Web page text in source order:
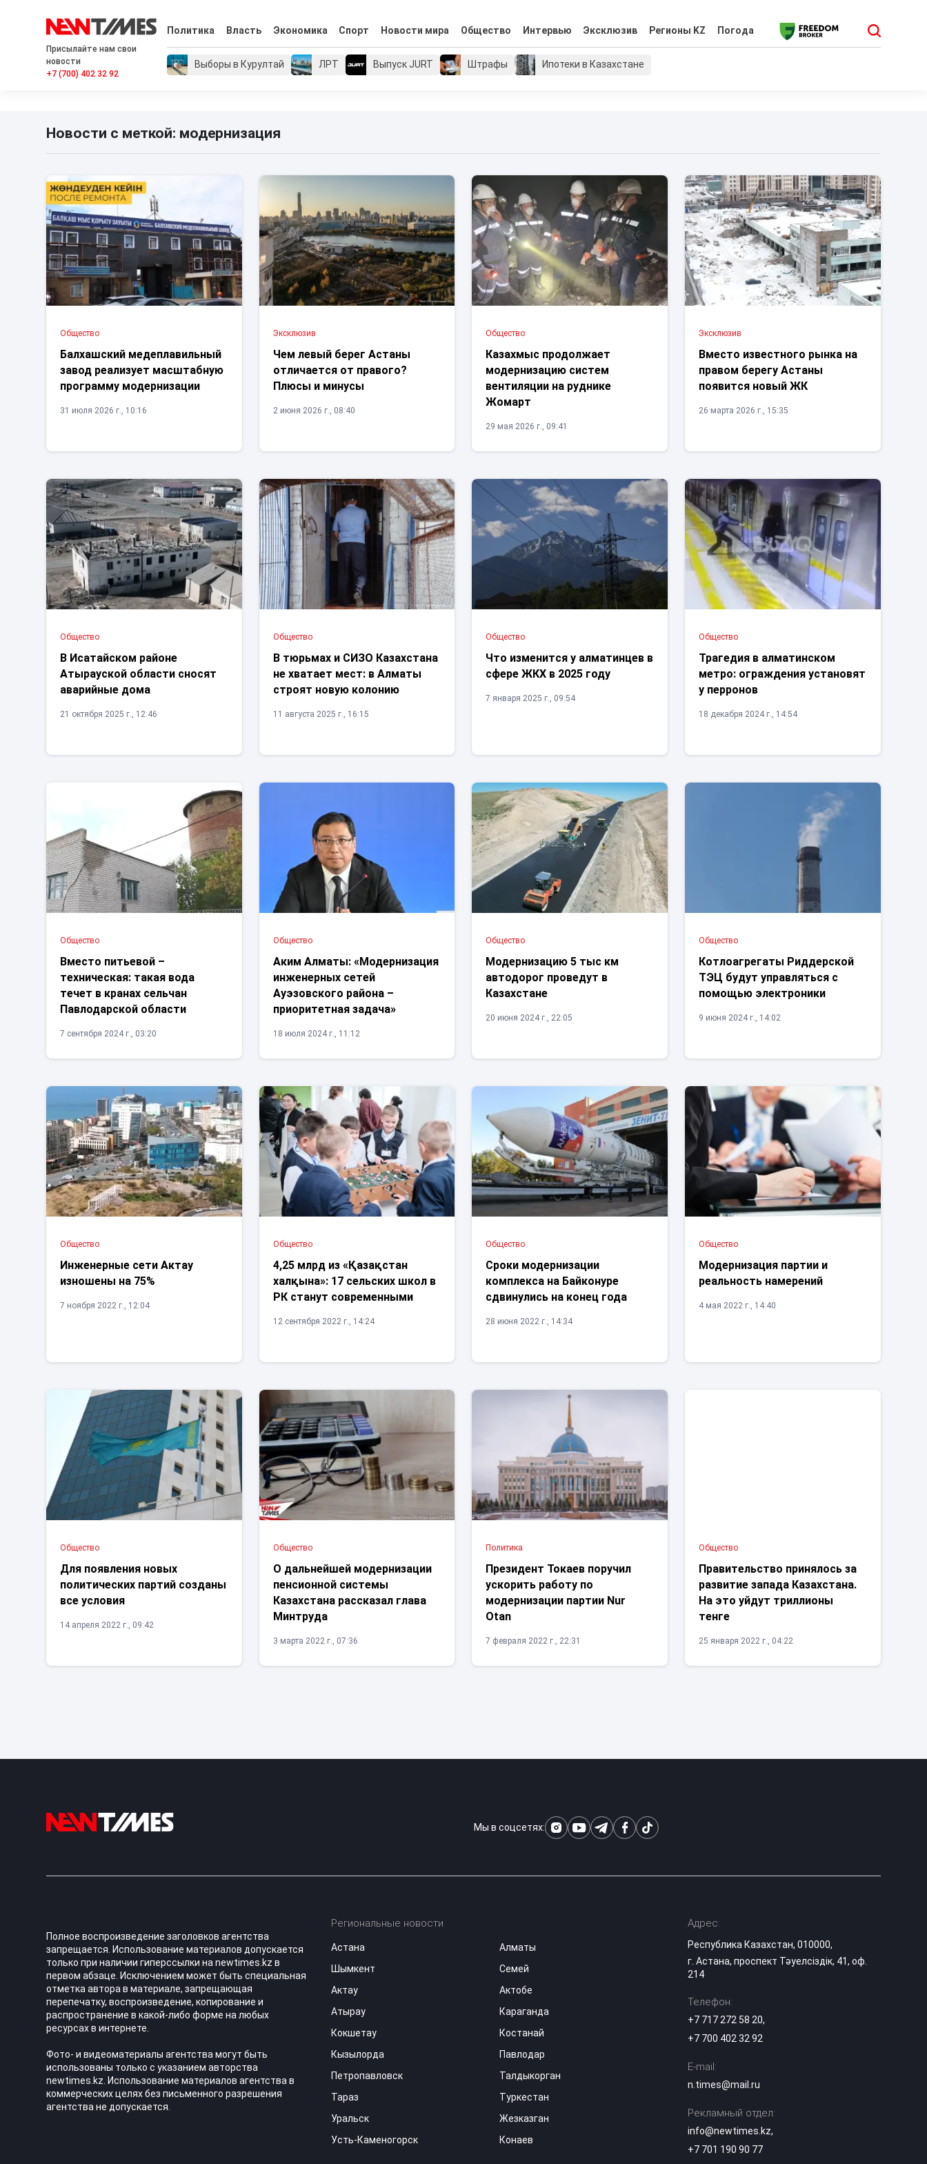
Присылайте нам свои
новости
+7 (700) 402 32 92
Политика Власть Экономика Спорт Новости мира Общество Интервью Эксклюзив Регионы KZ Погода
Выборы в Курултай ЛРТ Выпуск JURT Штрафы Ипотеки в Казахстане
Новости с меткой: модернизация
Общество
Балхашский медеплавильный
завод реализует масштабную
программу модернизации
31 июля 2026 г., 10:16
Эксклюзив
Чем левый берег Астаны
отличается от правого?
Плюсы и минусы
2 июня 2026 г., 08:40
Общество
Казахмыс продолжает
модернизацию систем
вентиляции на руднике
Жомарт
29 мая 2026 г., 09:41
Эксклюзив
Вместо известного рынка на
правом берегу Астаны
появится новый ЖК
26 марта 2026 г., 15:35
Общество
В Исатайском районе
Атырауской области сносят
аварийные дома
21 октября 2025 г., 12:46
Общество
В тюрьмах и СИЗО Казахстана
не хватает мест: в Алматы
строят новую колонию
11 августа 2025 г., 16:15
Общество
Что изменится у алматинцев в
сфере ЖКХ в 2025 году
7 января 2025 г., 09:54
Общество
Трагедия в алматинском
метро: ограждения установят
у перронов
18 декабря 2024 г., 14:54
Общество
Вместо питьевой –
техническая: такая вода
течет в кранах сельчан
Павлодарской области
7 сентября 2024 г., 03:20
Общество
Аким Алматы: «Модернизация
инженерных сетей
Ауэзовского района –
приоритетная задача»
18 июля 2024 г., 11:12
Общество
Модернизацию 5 тыс км
автодорог проведут в
Казахстане
20 июня 2024 г., 22:05
Общество
Котлоагрегаты Риддерской
ТЭЦ будут управляться с
помощью электроники
9 июня 2024 г., 14:02
Общество
Инженерные сети Актау
изношены на 75%
7 ноября 2022 г., 12:04
Общество
4,25 млрд из «Қазақстан
халқына»: 17 сельских школ в
РК станут современными
12 сентября 2022 г., 14:24
Общество
Сроки модернизации
комплекса на Байконуре
сдвинулись на конец года
28 июня 2022 г., 14:34
Общество
Модернизация партии и
реальность намерений
4 мая 2022 г., 14:40
Общество
Для появления новых
политических партий созданы
все условия
14 апреля 2022 г., 09:42
Общество
О дальнейшей модернизации
пенсионной системы
Казахстана рассказал глава
Минтруда
3 марта 2022 г., 07:36
Политика
Президент Токаев поручил
ускорить работу по
модернизации партии Nur
Otan
7 февраля 2022 г., 22:31
Общество
Правительство принялось за
развитие запада Казахстана.
На это уйдут триллионы
тенге
25 января 2022 г., 04:22
Мы в соцсетях:
Полное воспроизведение заголовков агентства
запрещается. Использование материалов допускается
только при наличии гиперссылки на newtimes.kz в
первом абзаце. Исключением может быть специальная
отметка автора в материале, запрещающая
перепечатку, воспроизведение, копирование и
распространение в какой-либо форме на любых
ресурсах в интернете.
Фото- и видеоматериалы агентства могут быть
использованы только с указанием авторства
newtimes.kz. Использование материалов агентства в
коммерческих целях без письменного разрешения
агентства не допускается.
Региональные новости
Астана
Алматы
Шымкент
Семей
Актау
Актобе
Атырау
Караганда
Кокшетау
Костанай
Кызылорда
Павлодар
Петропавловск
Талдыкорган
Тараз
Туркестан
Уральск
Жезказган
Усть-Каменогорск
Конаев
Адрес:
Республика Казахстан, 010000,
г. Астана, проспект Тәуелсіздік, 41, оф.
214
Телефон:
+7 717 272 58 20,
+7 700 402 32 92
E-mail:
n.times@mail.ru
Рекламный отдел:
info@newtimes.kz,
+7 701 190 90 77